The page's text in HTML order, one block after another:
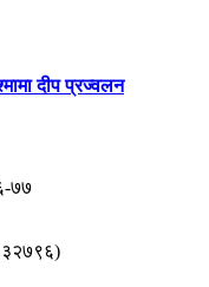
दीप प्रज्वलन
७७